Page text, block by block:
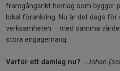
framgångsrikt herrlag som bygger
lokal förankring. Nu är det dags
verksamheten – med samma
stora engagemang.
Varför ett damlag nu? - Johan